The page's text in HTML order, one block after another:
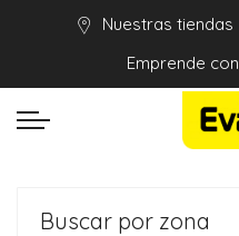
Nuestras tiendas
Emprende con
Buscar por zona